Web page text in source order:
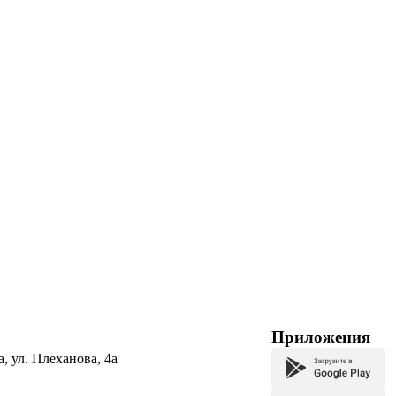
ул. Плеханова, 4а
Приложения